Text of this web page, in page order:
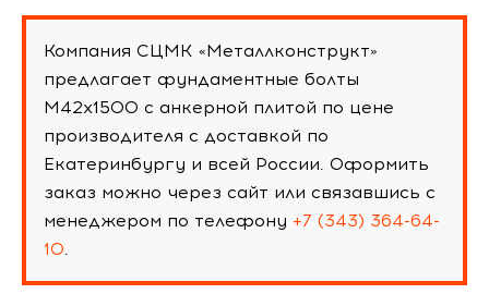
Компания СЦМК «Металлконструкт»
предлагает фундаментные болты
М42х1500 с анкерной плитой по цене
производителя с доставкой по
Екатеринбургу и всей России. Оформить
заказ можно через сайт или связавшись с
менеджером по телефону +7 (343) 364-64-
10.